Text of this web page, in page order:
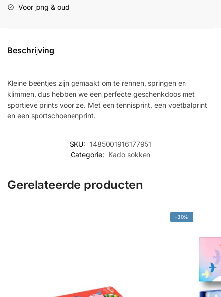
Voor jong & oud
Beschrijving
Kleine beentjes zijn gemaakt om te rennen, springen en
klimmen, dus hebben we een perfecte geschenkdoos met
sportieve prints voor ze. Met een tennisprint, een voetbalprint
en een sportschoenenprint.
SKU: 1485001916177951
Categorie:
Kado sokken
Gerelateerde producten
-30%